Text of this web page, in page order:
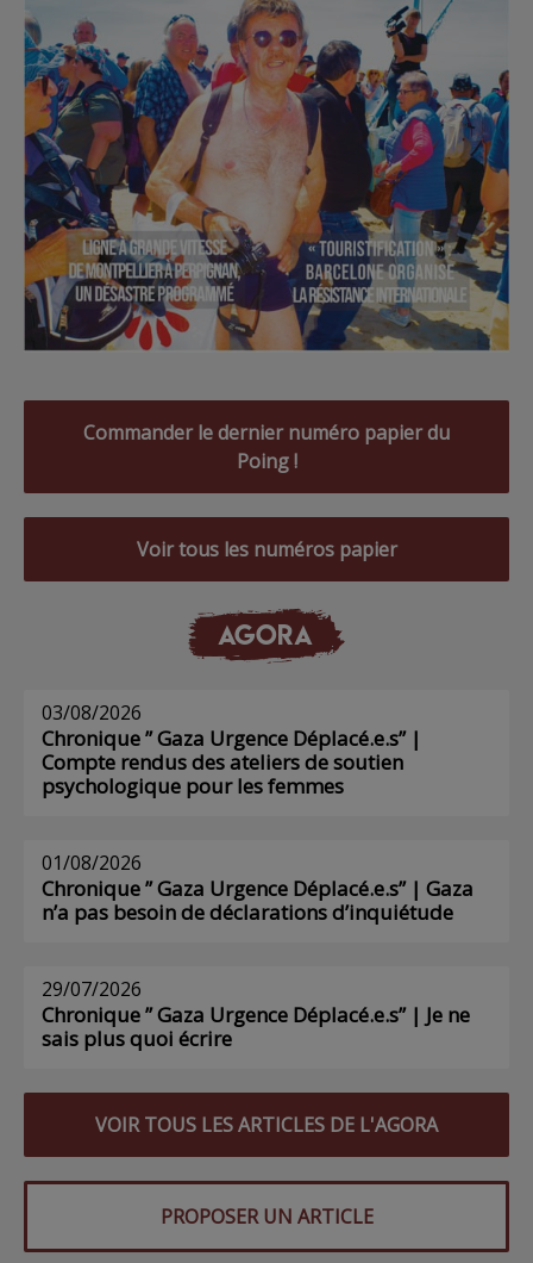
Commander le dernier numéro papier du
Poing !
Voir tous les numéros papier
AGORA
03/08/2026
Chronique ” Gaza Urgence Déplacé.e.s” |
Compte rendus des ateliers de soutien
psychologique pour les femmes
01/08/2026
Chronique ” Gaza Urgence Déplacé.e.s” | Gaza
n’a pas besoin de déclarations d’inquiétude
29/07/2026
Chronique ” Gaza Urgence Déplacé.e.s” | Je ne
sais plus quoi écrire
VOIR TOUS LES ARTICLES DE L'AGORA
PROPOSER UN ARTICLE